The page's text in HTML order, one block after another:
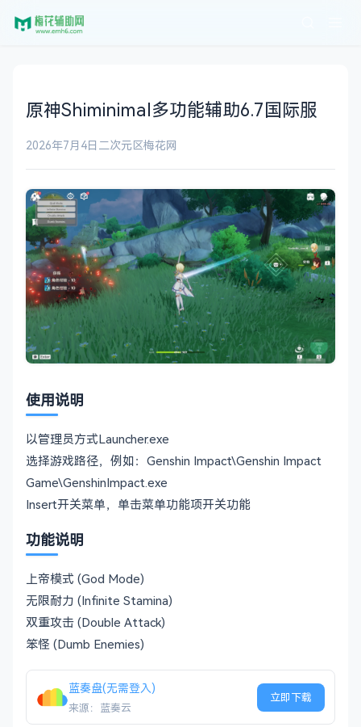
原神Shiminimal多功能辅助6.7国际服
2026年7月4日 二次元区梅花网
使用说明
以管理员方式Launcher.exe
选择游戏路径，例如：Genshin Impact\Genshin Impact
Game\GenshinImpact.exe
Insert开关菜单，单击菜单功能项开关功能
功能说明
上帝模式 (God Mode)
无限耐力 (Infinite Stamina)
双重攻击 (Double Attack)
笨怪 (Dumb Enemies)
蓝奏盘(无需登入)
来源：蓝奏云
立即下载